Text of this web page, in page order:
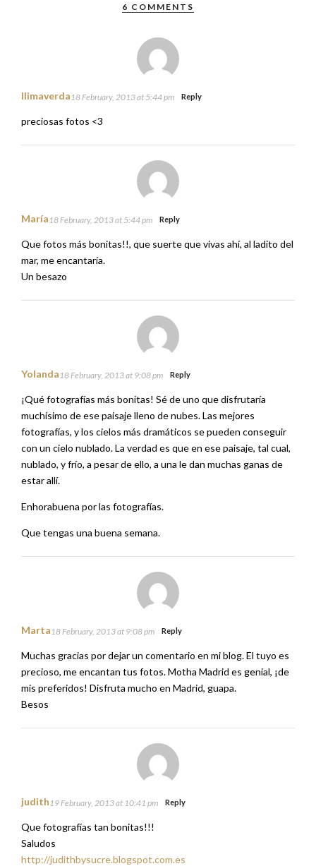
6 COMMENTS
llimaverda 18 February, 2013 at 5:44 pm Reply
preciosas fotos <3
María 18 February, 2013 at 5:44 pm Reply
Que fotos más bonitas!!, que suerte que vivas ahí, al ladito del
mar, me encantaría.
Un besazo
Yolanda 18 February, 2013 at 9:08 pm Reply
¡Qué fotografías más bonitas! Sé de uno que disfrutaría
muchísimo de ese paisaje lleno de nubes. Las mejores
fotografías, y los cielos más dramáticos se pueden conseguir
con un cielo nublado. La verdad es que en ese paisaje, tal cual,
nublado, y frío, a pesar de ello, a una le dan muchas ganas de
estar allí.
Enhorabuena por las fotografías.
Que tengas una buena semana.
Marta 18 February, 2013 at 9:08 pm Reply
Muchas gracias por dejar un comentario en mi blog. El tuyo es
precioso, me encantan tus fotos. Motha Madrid es genial, ¡de
mis preferidos! Disfruta mucho en Madrid, guapa.
Besos
judith 19 February, 2013 at 10:41 pm Reply
Que fotografías tan bonitas!!!
Saludos
http://judithbysucre.blogspot.com.es